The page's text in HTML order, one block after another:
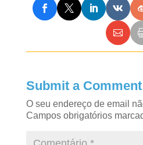
Submit a Comment
O seu endereço de email
Campos obrigatórios